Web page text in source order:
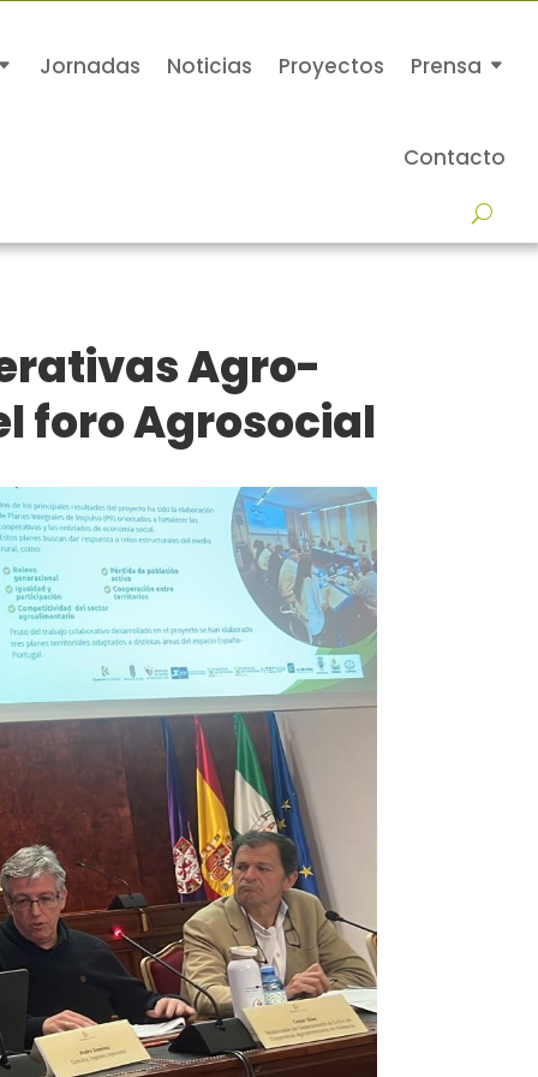
Jornadas Noticias Proyectos Prensa
Contacto
Agro-
foro Agrosocial